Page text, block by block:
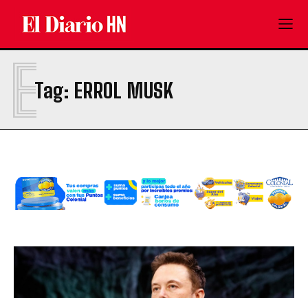
Tag: ERROL MUSK
E